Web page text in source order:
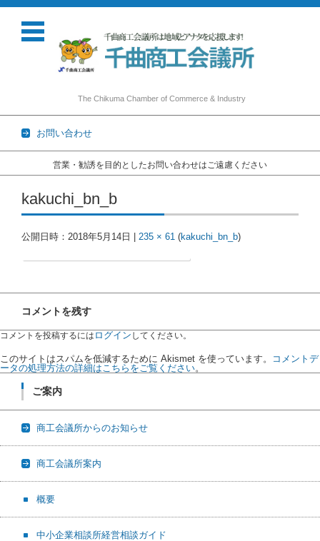
The Chikuma Chamber of Commerce & Industry
お問い合わせ
営業・勧誘を目的としたお問い合わせはご遠慮ください
コンテンツに移動
kakuchi_bn_b
公開日時： 2018年5月14日 235 × 61 (kakuchi_bn_b)
コメントを残す
コメントを投稿するには ログイン してください。
このサイトはスパムを低減するために Akismet を使っています。
コメントデ
ータの処理方法の詳細はこちらをご覧ください。
ご案内
商工会議所からのお知らせ
商工会議所案内
概要
中小企業相談所経営相談ガイド